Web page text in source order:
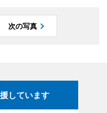
次の写真
しています